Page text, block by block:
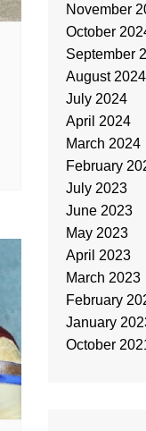
November
October
September
August 2024
July 2024
April 2024
March 2024
February
July 2023
June 2023
May 2023
April 2023
March 2023
February
January
October